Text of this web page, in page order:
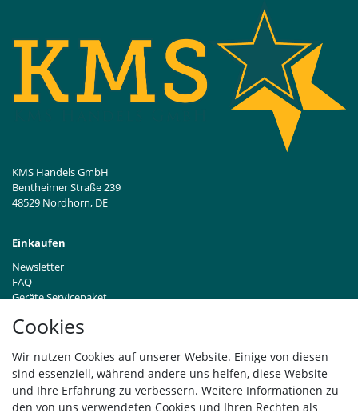
Cookies
Wir nutzen Cookies auf unserer Website. Einige von diesen
sind essenziell, während andere uns helfen, diese Website
und Ihre Erfahrung zu verbessern. Weitere Informationen zu
den von uns verwendeten Cookies und Ihren Rechten als
KMS Handels GmbH
Bentheimer Straße 239
48529 Nordhorn, DE
Einkaufen
Newsletter
FAQ
Geräte Servicepaket
Händleranfragen B2B
Widerrufsrecht
Vertrag widerrufen